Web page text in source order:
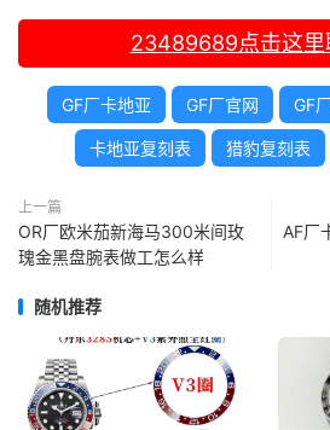
23489689点击这
GF厂卡地亚 GF厂官网 GF
卡地亚复刻表 猎豹复刻表
上一篇
OR厂欧米茄新海马300米间玫
瑰金黑盘腕表做工怎么样
AF厂
随机推荐